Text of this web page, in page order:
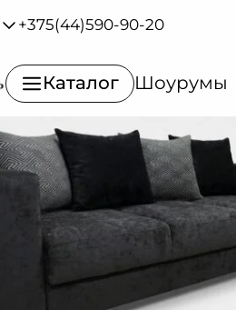
+375(44)590-90-20
Каталог Шоурумы
прямые
ПР 1.3